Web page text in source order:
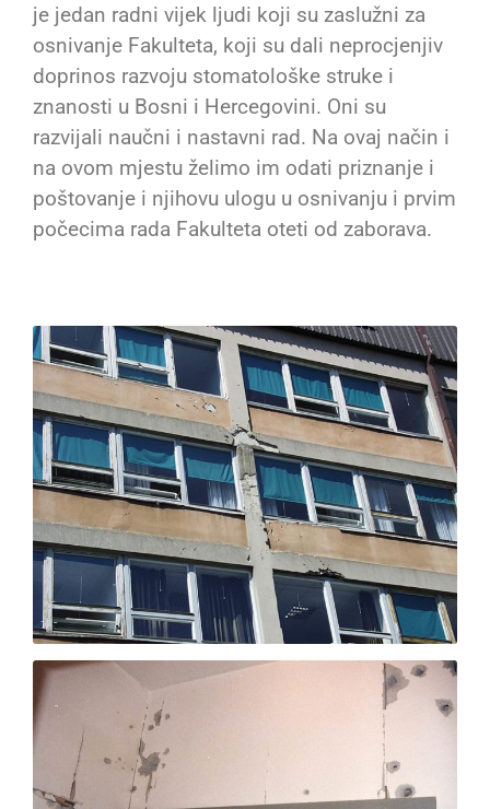
je jedan radni vijek ljudi koji su zaslužni za
osnivanje Fakulteta, koji su dali neprocjenjiv
doprinos razvoju stomatološke struke i
znanosti u Bosni i Hercegovini. Oni su
razvijali naučni i nastavni rad. Na ovaj način i
na ovom mjestu želimo im odati priznanje i
poštovanje i njihovu ulogu u osnivanju i prvim
počecima rada Fakulteta oteti od zaborava.